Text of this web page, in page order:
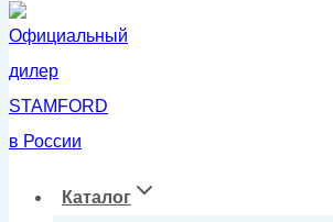
Каталог